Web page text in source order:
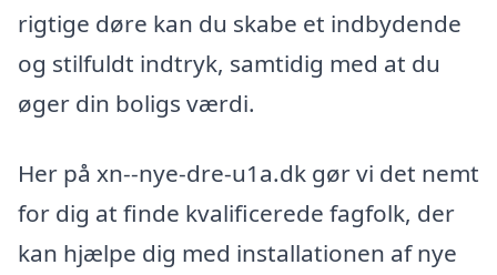
rigtige døre kan du skabe et indbydende
og stilfuldt indtryk, samtidig med at du
øger din boligs værdi.
Her på xn--nye-dre-u1a.dk gør vi det nemt
for dig at finde kvalificerede fagfolk, der
kan hjælpe dig med installationen af nye